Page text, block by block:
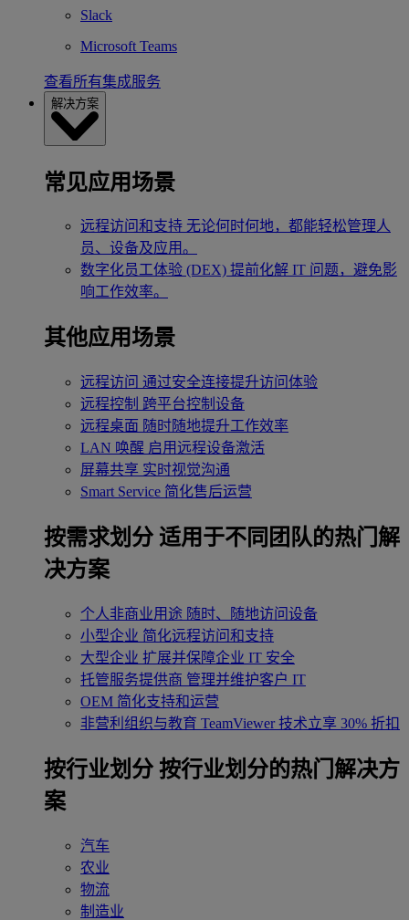
Slack
Microsoft Teams
查看所有集成服务
解决方案
常见应用场景
远程访问和支持 无论何时何地，都能轻松管理人
员、设备及应用。
数字化员工体验 (DEX) 提前化解 IT 问题，避免影
响工作效率。
其他应用场景
远程访问 通过安全连接提升访问体验
远程控制 跨平台控制设备
远程桌面 随时随地提升工作效率
LAN 唤醒 启用远程设备激活
屏幕共享 实时视觉沟通
Smart Service 简化售后运营
按需求划分 适用于不同团队的热门解
决方案
个人非商业用途 随时、随地访问设备
小型企业 简化远程访问和支持
大型企业 扩展并保障企业 IT 安全
托管服务提供商 管理并维护客户 IT
OEM 简化支持和运营
非营利组织与教育 TeamViewer 技术立享 30% 折扣
‌按行业划分 按行业划分的热门解决方
案
汽车
农业
物流
制造业